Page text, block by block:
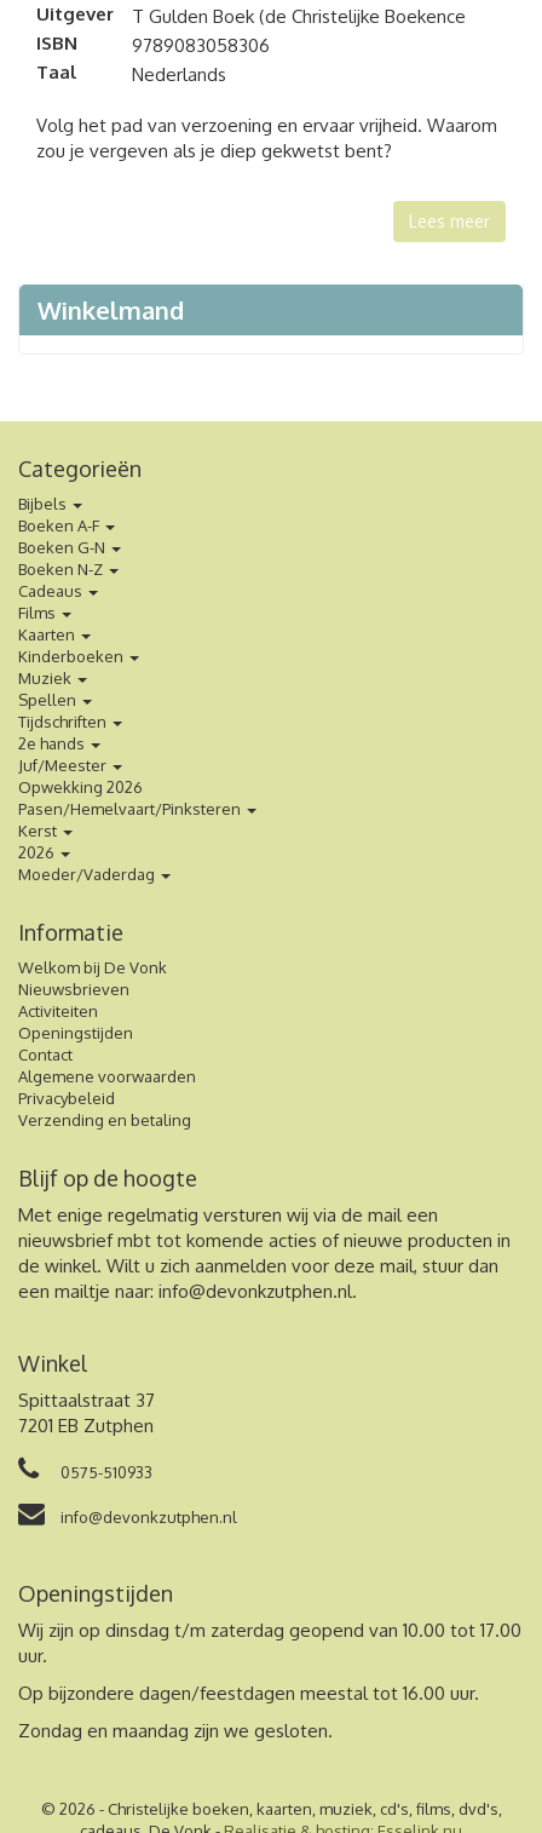
Uitgever
T Gulden Boek (de Christelijke Boekence
ISBN
9789083058306
Taal
Nederlands
Volg het pad van verzoening en ervaar vrijheid. Waarom
zou je vergeven als je diep gekwetst bent?
Lees meer
Winkelmand
Categorieën
Bijbels
Boeken A-F
Boeken G-N
Boeken N-Z
Cadeaus
Films
Kaarten
Kinderboeken
Muziek
Spellen
Tijdschriften
2e hands
Juf/Meester
Opwekking 2026
Pasen/Hemelvaart/Pinksteren
Kerst
2026
Moeder/Vaderdag
Informatie
Welkom bij De Vonk
Nieuwsbrieven
Activiteiten
Openingstijden
Contact
Algemene voorwaarden
Privacybeleid
Verzending en betaling
Blijf op de hoogte
Met enige regelmatig versturen wij via de mail een
nieuwsbrief mbt tot komende acties of nieuwe producten in
de winkel. Wilt u zich aanmelden voor deze mail, stuur dan
een mailtje naar: info@devonkzutphen.nl.
Winkel
Spittaalstraat 37
7201 EB Zutphen
0575-510933
info@devonkzutphen.nl
Openingstijden
Wij zijn op dinsdag t/m zaterdag geopend van 10.00 tot 17.00
uur.
Op bijzondere dagen/feestdagen meestal tot 16.00 uur.
Zondag en maandag zijn we gesloten.
© 2026 - Christelijke boeken, kaarten, muziek, cd's, films, dvd's,